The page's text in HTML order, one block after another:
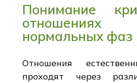
Понимание
нормальных фаз
Отношения
проходят через